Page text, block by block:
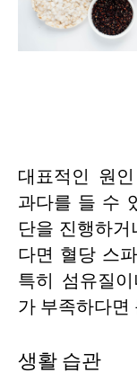
대표적인 원
과다를 들 수
단을 진행하
다면 혈당 스
특히 섬유질
가 부족하다면
생활 습관